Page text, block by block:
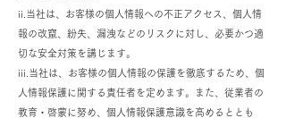
ii.当社は、お客様の個人情報への不正アクセス、個人情
報の改竄、紛失、漏洩などのリスクに対し、必要かつ適
切な安全対策を講じます。
iii.当社は、お客様の個人情報の保護を徹底するため、個
人情報保護に関する責任者を定めます。また、従業者の
教育・啓蒙に努め、個人情報保護意識を高めるととも